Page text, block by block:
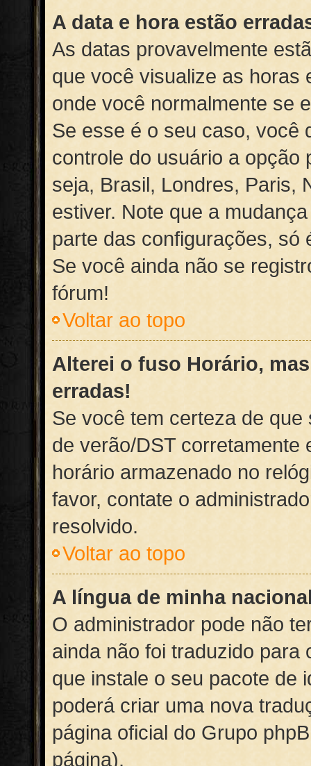
A data e hora estão
As datas provavelmente
que você visualize as horas
onde você normalmente se
Se esse é o seu caso, você
controle do usuário a opção
seja, Brasil, Londres, Paris,
estiver. Note que a
parte das configurações, só
Se você ainda não se
fórum!
Voltar ao topo
Alterei o fuso Horário,
erradas!
Se você tem certeza de
de verão/DST corretamente
horário armazenado no
favor, contate o
resolvido.
Voltar ao topo
A língua de minha
O administrador pode não
ainda não foi traduzido para
que instale o seu pacote de
poderá criar uma nova
página oficial do Grupo
página).